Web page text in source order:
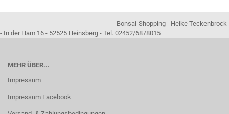
Bonsai-Shopping - Heike Teckenbrock
- In der Ham 16 - 52525 Heinsberg - Tel. 02452/6878015
MEHR ÜBER...
Impressum
Impressum Facebook